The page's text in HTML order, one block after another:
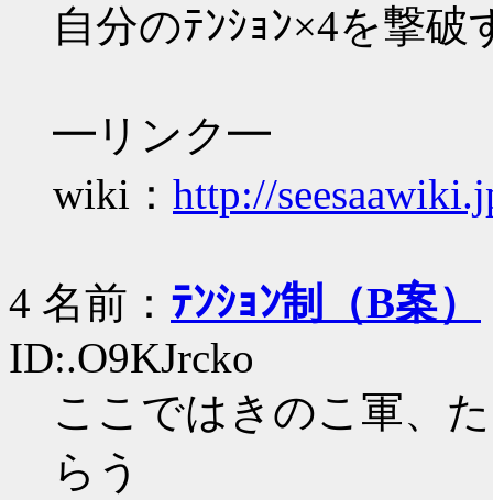
自分のﾃﾝｼｮﾝ×4を撃破
━リンク━
wiki： http://
4 名前： ﾃﾝｼｮﾝ制（B案）
ID:.O9KJrcko
ここではきのこ軍、
らう